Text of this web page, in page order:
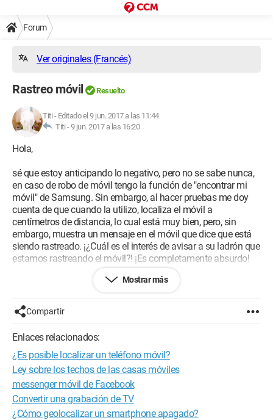
Forum
Ver originales (Francés)
Rastreo móvil Resuelto
Titi - Editado el 9 jun. 2017 a las 11:44
Titi -9 jun. 2017 a las 16:20
Hola,
sé que estoy anticipando lo negativo, pero no se sabe nunca,
en caso de robo de móvil tengo la función de "encontrar mi
móvil" de Samsung. Sin embargo, al hacer pruebas me doy
cuenta de que cuando la utilizo, localiza el móvil a
centímetros de distancia, lo cual está muy bien, pero, sin
embargo, muestra un mensaje en el móvil que dice que está
siendo rastreado. ¡¿Cuál es el interés de avisar a su ladrón que
estamos rastreando el móvil?! ¡Es completamente absurdo!
Incluso si quiero borrar los datos, ¡también avisa a mi ladrón!
¡Me parece idiota! ¿Hay alguna otra manera de localizar el
informado?
Gracias de antemano
Configuración:Windows / Firefox 53.0
Mostrar más
Compartir
Enlaces relacionados:
¿Es posible localizar un teléfono móvil?
Ley sobre los techos de las casas móviles
messenger móvil de Facebook
Convertir una grabación de TV
¿Cómo geolocalizar un smartphone apagado?